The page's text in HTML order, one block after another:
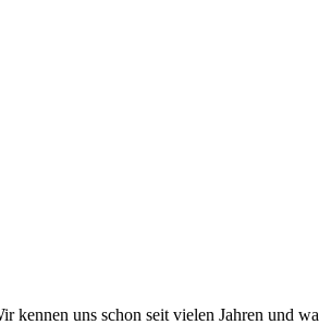
kennen uns schon seit vielen Jahren und